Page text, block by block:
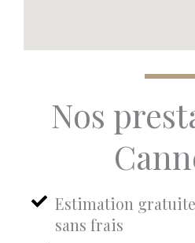
Nos
Estimation
sans frais